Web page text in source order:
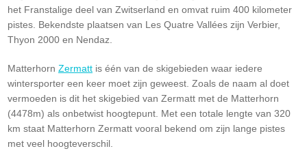
het Franstalige deel van Zwitserland en omvat ruim 400 kilometer
pistes. Bekendste plaatsen van Les Quatre Vallées zijn Verbier,
Thyon 2000 en Nendaz.
Matterhorn Zermatt is één van de skigebieden waar iedere
wintersporter een keer moet zijn geweest. Zoals de naam al doet
vermoeden is dit het skigebied van Zermatt met de Matterhorn
(4478m) als onbetwist hoogtepunt. Met een totale lengte van 320
km staat Matterhorn Zermatt vooral bekend om zijn lange pistes
met veel hoogteverschil.